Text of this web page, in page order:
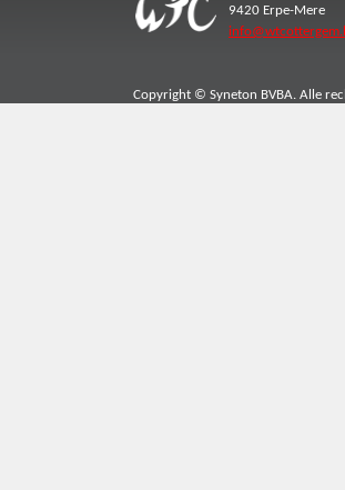
9420 Erpe-Mere
Copyright © Syneton BVBA. Alle